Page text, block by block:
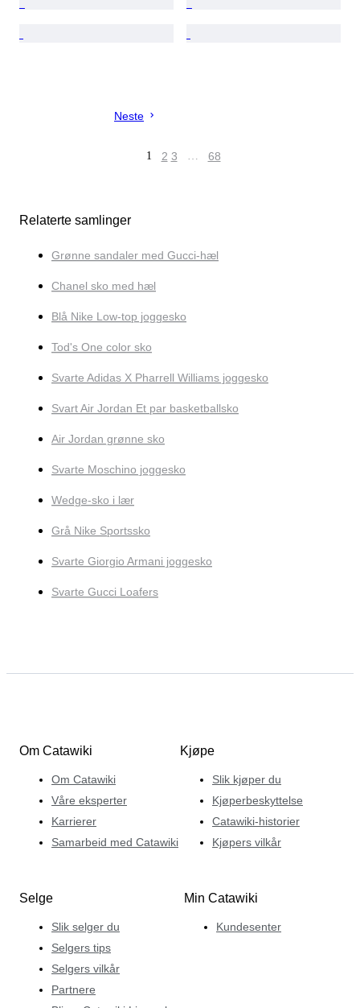
Neste
1 2 3 … 68
Relaterte samlinger
Grønne sandaler med Gucci-hæl
Chanel sko med hæl
Blå Nike Low-top joggesko
Tod's One color sko
Svarte Adidas X Pharrell Williams joggesko
Svart Air Jordan Et par basketballsko
Air Jordan grønne sko
Svarte Moschino joggesko
Wedge-sko i lær
Grå Nike Sportssko
Svarte Giorgio Armani joggesko
Svarte Gucci Loafers
Om Catawiki
Om Catawiki
Våre eksperter
Karrierer
Samarbeid med Catawiki
Kjøpe
Slik kjøper du
Kjøperbeskyttelse
Catawiki-historier
Kjøpers vilkår
Selge
Slik selger du
Selgers tips
Selgers vilkår
Partnere
Min Catawiki
Kundesenter